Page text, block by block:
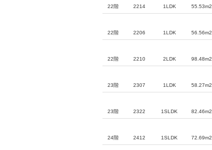
22階 2214 1LDK 55.53m2
22階 2206 1LDK 56.56m2
22階 2210 2LDK 98.48m2
23階 2307 1LDK 58.27m2
23階 2322 1SLDK 82.46m2
24階 2412 1SLDK 72.69m2